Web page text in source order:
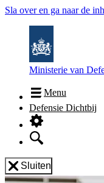
Sla over en ga naar de
Ministerie van
Menu
Defensie Dichtbij
Sluiten